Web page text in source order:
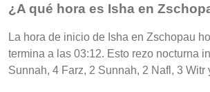
¿A qué hora es Isha en
La hora de inicio de Isha en Zschopau
termina a las 03:12. Esto rezo nocturna
Sunnah, 4 Farz, 2 Sunnah, 2 Nafl, 3 Witr